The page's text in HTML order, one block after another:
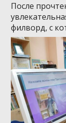
После
филворд, с